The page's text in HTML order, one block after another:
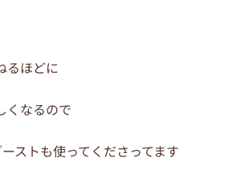
るほどに
くなるので
ストも使ってくださってます